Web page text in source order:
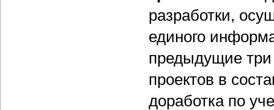
разработки,
единого
предыдущие три
проектов в
доработка по